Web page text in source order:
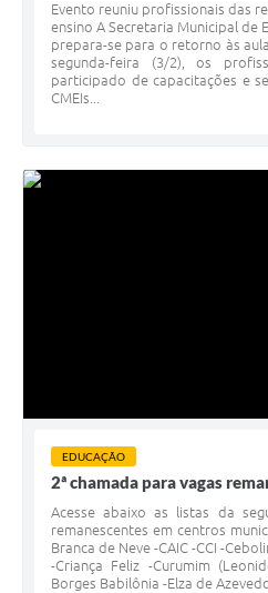
Evento reuniu profissionais das
ensino A Secretaria Municipal de
prepara-se para o retorno às
segunda-feira (3/2), os
participado de capacitações e
CMEIs...
EDUCAÇÃO
2ª chamada para vagas
Acesse abaixo as listas da
remanescentes em centros
Branca de Neve -CAIC -CCI -
-Criança Feliz -Curumim
Borges Babilônia -Elza de